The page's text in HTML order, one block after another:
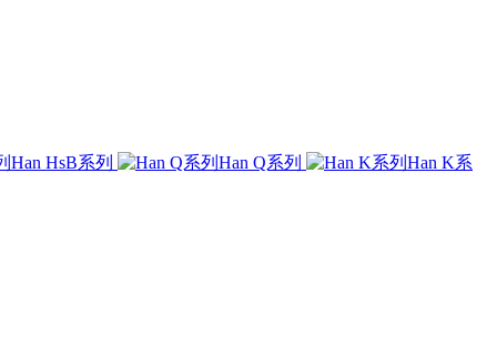
Han HsB系列 Han Q系列
Han K系